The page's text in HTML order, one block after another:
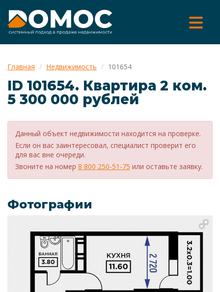
Главная Недвижимость 101654
ID 101654. Квартира 2 ком.
5 300 000 рублей
Данный объект недвижимости находится на проверке.
Если он вас заинтересовал, специалист проверит его
для вас вне очереди.
Звоните на номер 8 800 250-51-75 или оставьте заявку.
Фотографии